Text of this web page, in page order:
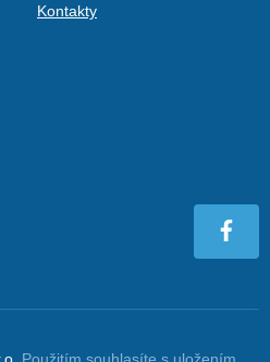
Kontakty
Použitím souhlasíte s uložením